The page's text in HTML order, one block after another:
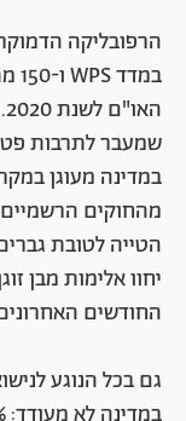
שמעבר לתרבות
מהחוקים
החודשים
גם בכל הנוגע